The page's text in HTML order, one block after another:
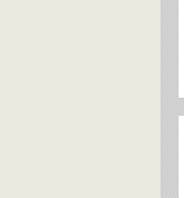
ALTERNATIVE: